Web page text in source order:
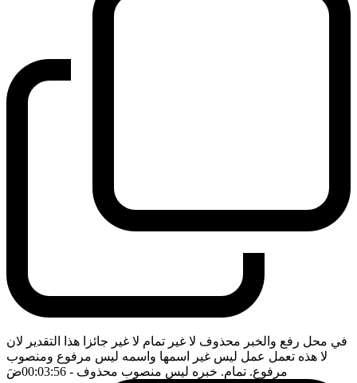
في محل رفع والخبر محذوف لا غير تمام لا غير جائزا هذا التقدير لان
لا هذه تعمل عمل ليس غير اسمها واسمه ليس مرفوع ومنصوب
مرفوع. تمام. خبره ليس منصوب محذوف - 00:03:56 ضَ